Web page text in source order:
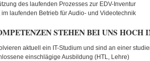
des laufenden Prozesses zur EDV-Inventur
im laufenden Betrieb für Audio- und Videotechnik
STEHEN BEI UNS HOCH
aktuell ein IT-Studium und sind an einer
einschlägige Ausbildung (HTL, Lehre)